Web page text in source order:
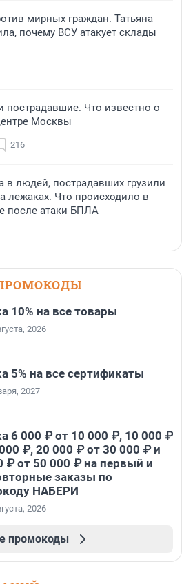
мирных граждан. Татьяна
почему ВСУ атакует склады
пострадавшие. Что известно о
Москвы
216
в людей, пострадавших грузили
лежаках. Что происходило в
после атаки БПЛА
10% на все товары
2026
5% на все сертификаты
2027
6 000 ₽ от 10 000 ₽, 10 000 ₽
₽, 20 000 ₽ от 30 000 ₽ и
₽ от 50 000 ₽ на первый и
заказы по
НАБЕРИ
2026
промокоды